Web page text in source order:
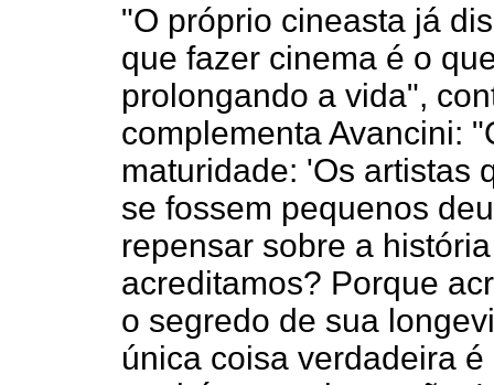
"O próprio cineasta já
que fazer cinema é o
prolongando a vida",
complementa Avancini:
maturidade: 'Os artistas
se fossem pequenos
repensar sobre a
acreditamos? Porque
o segredo de sua
única coisa verdadeira